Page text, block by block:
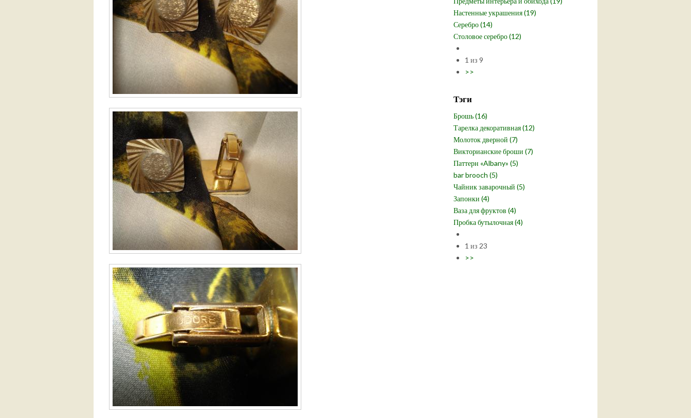
Настенные украшения (19)
Серебро (14)
Столовое серебро (12)
1 из 9
>>
Тэги
Брошь (16)
Тарелка декоративная (12)
Молоток дверной (7)
Викторианские броши (7)
Паттерн «Albany» (5)
bar brooch (5)
Чайник заварочный (5)
Запонки (4)
Ваза для фруктов (4)
Пробка бутылочная (4)
1 из 23
>>